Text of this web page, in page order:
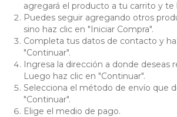
agregará el producto a tu carrito y te
Puedes seguir agregando otros
sino haz clic en "Iniciar Compra".
Completa tus datos de contacto y
"Continuar".
Ingresa la dirección a donde deseas
Luego haz clic en "Continuar".
Selecciona el método de envío que
"Continuar".
Elige el medio de pago.